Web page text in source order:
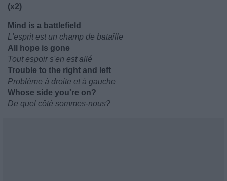
(x2)
Mind is a battlefield
L'esprit est un champ de bataille
All hope is gone
Tout espoir s'en est allé
Trouble to the right and left
Problème à droite et à gauche
Whose side you're on?
De quel côté sommes-nous?